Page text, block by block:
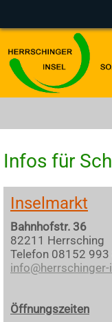
Infos für
Inselmarkt
Bahnhofstr. 36
82211 Herrsching
Telefon 08152 993
Öffnungszeiten